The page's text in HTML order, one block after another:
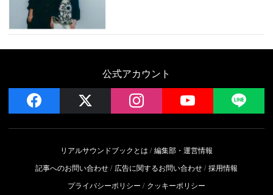
公式アカウント
facebook instagram YouTube
リアルサウンドブックとは
編集部・運営情報
記事へのお問い合わせ
広告に関するお問い合わせ 採用情報
プライバシーポリシー
クッキーポリシー